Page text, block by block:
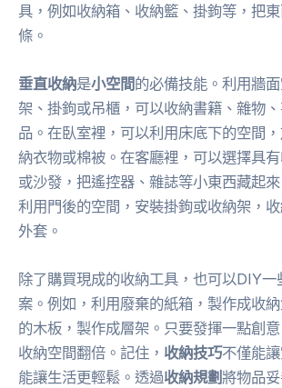
具，例如收納箱、收納籃、掛鉤等，把
條。
垂直收納是小空間的必備技能。利用牆
架、掛鉤或吊櫃，可以收納書籍、雜物
品。在臥室裡，可以利用床底下的空間
納衣物或棉被。在客廳裡，可以選擇具
或沙發，把遙控器、雜誌等小東西藏起
利用門後的空間，安裝掛鉤或收納架，
外套。
除了購買現成的收納工具，也可以DIY一
案。例如，利用廢棄的紙箱，製作成收
的木板，製作成層架。只要發揮一點創
收納空間翻倍。記住， 收納技巧不僅能
能讓生活更輕鬆。透過收納規劃將物品